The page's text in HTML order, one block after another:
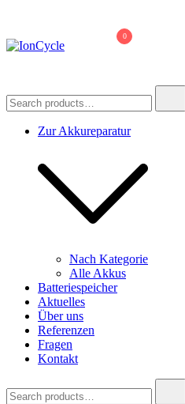
content
Refreshing
0
for:
Zur Akkureparatur
Nach Kategorie
Alle Akkus
Batteriespeicher
Aktuelles
Über uns
Referenzen
Fragen
Kontakt
for: